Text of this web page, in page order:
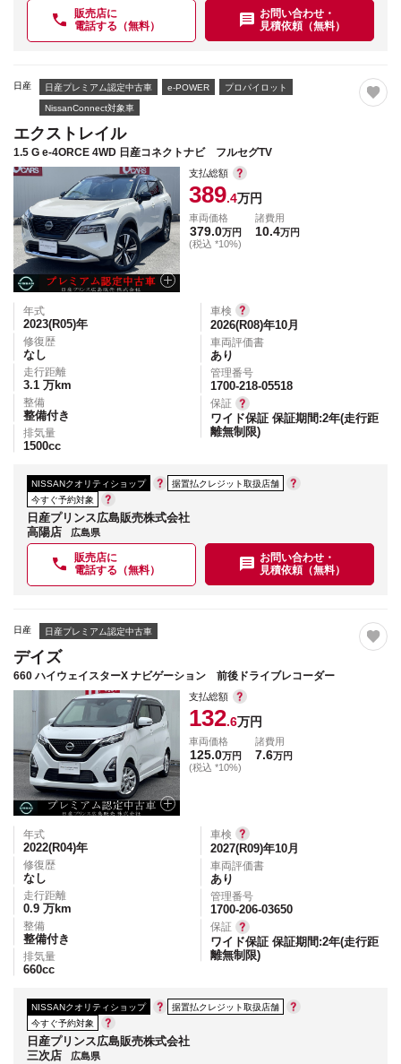
販売店に
電話する（無料）
お問い合わせ・
見積依頼（無料）
日産 日産プレミアム認定中古車 e-POWER プロパイロット
NissanConnect対象車
エクストレイル
1.5 G e-4ORCE 4WD 日産コネクトナビ フルセグTV
支払総額
389.4万円
車両価格
379.0万円
(税込 *10%)
諸費用
10.4万円
年式
2023(R05)年
修復歴
なし
走行距離
3.1 万km
整備
整備付き
排気量
1500cc
車検
2026(R08)年10月
車両評価書
あり
管理番号
1700-218-05518
保証
ワイド保証 保証期間:2年(走行距
離無制限)
NISSANクオリティショップ
据置払クレジット取扱店舗
今すぐ予約対象
日産プリンス広島販売株式会社
高陽店
広島県
販売店に
電話する（無料）
お問い合わせ・
見積依頼（無料）
日産 日産プレミアム認定中古車
デイズ
660 ハイウェイスターX ナビゲーション 前後ドライブレコーダー
支払総額
132.6万円
車両価格
125.0万円
(税込 *10%)
諸費用
7.6万円
年式
2022(R04)年
修復歴
なし
走行距離
0.9 万km
整備
整備付き
排気量
660cc
車検
2027(R09)年10月
車両評価書
あり
管理番号
1700-206-03650
保証
ワイド保証 保証期間:2年(走行距
離無制限)
NISSANクオリティショップ
据置払クレジット取扱店舗
今すぐ予約対象
日産プリンス広島販売株式会社
三次店
広島県